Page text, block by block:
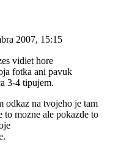
2007, 15:15
vidiet hore
fotka ani pavuk
3-4 tipujem.
odkaz na tvojeho je tam
mozne ale pokazde to